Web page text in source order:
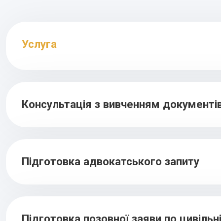
Услуга
Консультація з вивченням
Підготовка адвокатського запиту